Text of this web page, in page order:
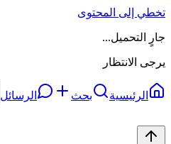
تخطي إلى المحتوى
جارٍ التحميل...
يرجى الانتظار
الرئيسية بحث الرسائل